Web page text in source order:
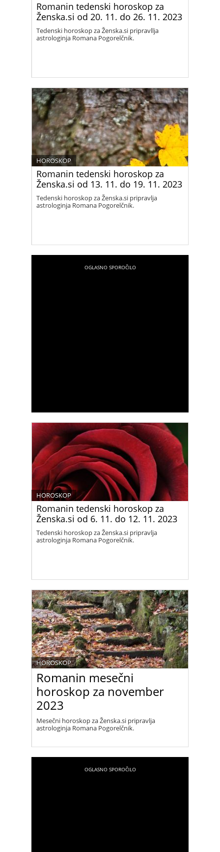
Romanin tedenski horoskop za
Ženska.si od 20. 11. do 26. 11. 2023
Tedenski horoskop za Ženska.si pripravllja
astrologinja Romana Pogorelčnik.
Romanin tedenski horoskop za
Ženska.si od 13. 11. do 19. 11. 2023
HOROSKOP
Tedenski horoskop za Ženska.si pripravlja
astrologinja Romana Pogorelčnik.
Romanin tedenski horoskop za
Ženska.si od 6. 11. do 12. 11. 2023
HOROSKOP
Tedenski horoskop za Ženska.si pripravlja
astrologinja Romana Pogorelčnik.
Romanin mesečni
horoskop za november
2023
HOROSKOP
Mesečni horoskop za Ženska.si pripravlja
astrologinja Romana Pogorelčnik.